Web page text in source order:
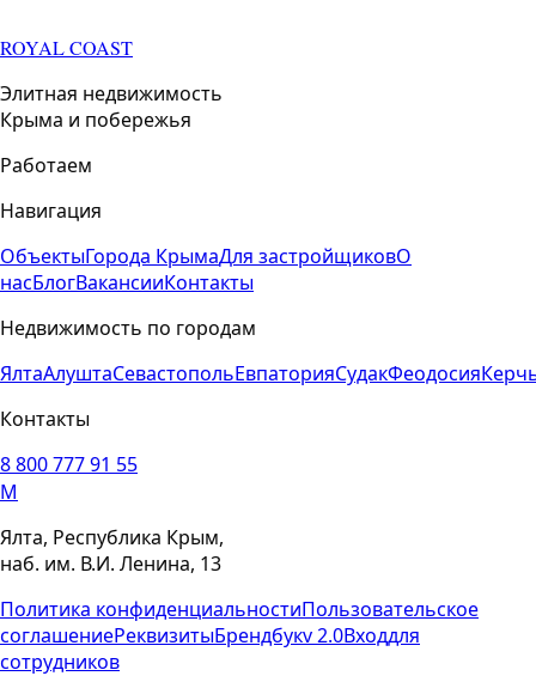
ROYAL COAST
Элитная недвижимость
Крыма и побережья
Работаем
Навигация
ОбъектыГорода КрымаДля застройщиковО
насБлогВакансииКонтакты
Недвижимость по городам
ЯлтаАлуштаСевастопольЕвпаторияСудакФеодосия
Контакты
8 800 777 91 55
M
Ялта, Республика Крым,
наб. им. В.И. Ленина, 13
Политика конфиденциальностиПользовательское
соглашениеРеквизитыБрендбукv 2.0Входдля
сотрудников